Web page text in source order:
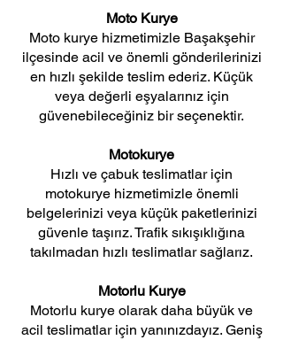
Moto Kurye
Moto kurye hizmetimizle Başakşehir
ilçesinde acil ve önemli gönderilerinizi
en hızlı şekilde teslim ederiz. Küçük
veya değerli eşyalarınız için
güvenebileceğiniz bir seçenektir.
Motokurye
Hızlı ve çabuk teslimatlar için
motokurye hizmetimizle önemli
belgelerinizi veya küçük paketlerinizi
güvenle taşırız. Trafik sıkışıklığına
takılmadan hızlı teslimatlar sağlarız.
Motorlu Kurye
Motorlu kurye olarak daha büyük ve
acil teslimatlar için yanınızdayız. Geniş